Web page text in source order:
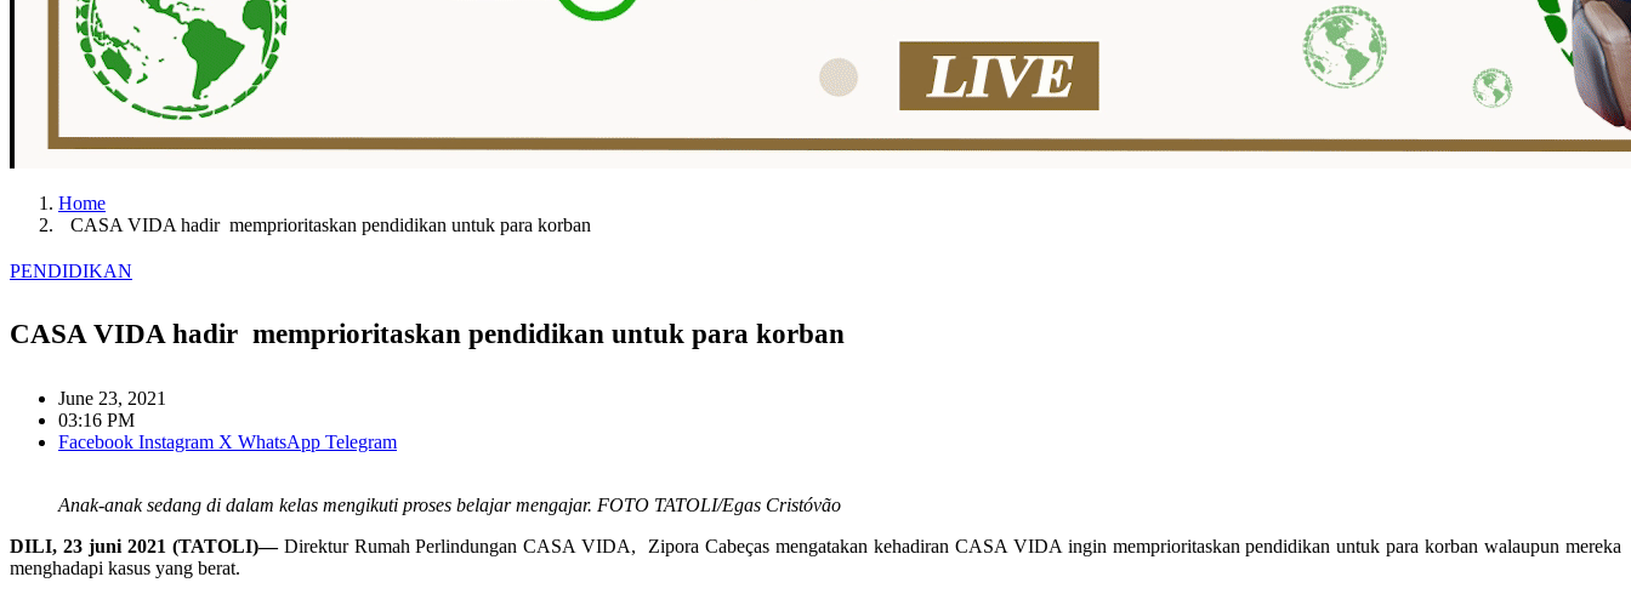
Home
CASA VIDA hadir memprioritaskan pendidikan untuk para korban
PENDIDIKAN
CASA VIDA hadir memprioritaskan pendidikan untuk para korban
June 23, 2021
03:16 PM
Facebook Instagram X WhatsApp Telegram
Anak-anak sedang di dalam kelas mengikuti proses belajar mengajar. FOTO TATOLI/Egas Cristóvão
DILI, 23 juni 2021 (TATOLI)— Direktur Rumah Perlindungan CASA VIDA, Zipora Cabeças mengatakan kehadiran CASA VIDA ingin memprioritaskan pendidikan untuk para korban walaupun mereka
menghadapi kasus yang berat.